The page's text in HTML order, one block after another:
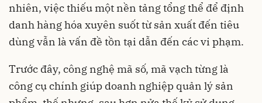
nhiên, việc thiếu một nền tảng tổng thể để định
danh hàng hóa xuyên suốt từ sản xuất đến tiêu
dùng vẫn là vấn đề tồn tại dẫn đến các vi phạm.
Trước đây, công nghệ mã số, mã vạch từng là
công cụ chính giúp doanh nghiệp quản lý sản